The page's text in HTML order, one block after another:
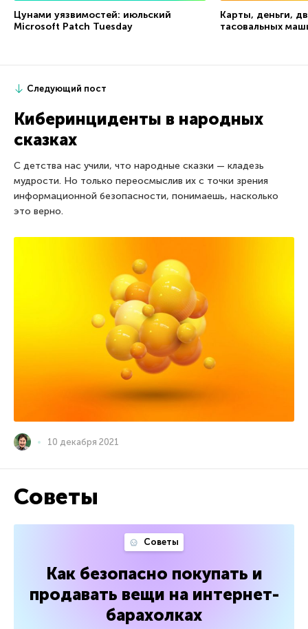
Цунами уязвимостей: июльский
Microsoft Patch Tuesday
Карты, деньги,
тасовальных
Следующий пост
Киберинциденты в народных
сказках
С детства нас учили, что народные сказки — кладезь
мудрости. Но только переосмыслив их с точки зрения
информационной безопасности, понимаешь, насколько
это верно.
10 декабря 2021
Советы
Советы
Как безопасно покупать и
продавать вещи на интернет-
барахолках